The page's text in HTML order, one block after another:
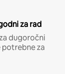
za rad
dugoročni
potrebne za